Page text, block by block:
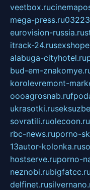
veetbox.ru
mega-press.ru
eurovision-russia.ru
itrack-24.ru
alabuga-cityhotel.ru
bud-em-
korolevremont-
oooagrosnab.ru
ukrasotki.ru
sovratili.ruolecoon.ru
rbc-news.ruporno-
13autor-kolonka.ru
hostserve.ruporno-
neznobi.rubigfatcc.ru
delfinet.ru